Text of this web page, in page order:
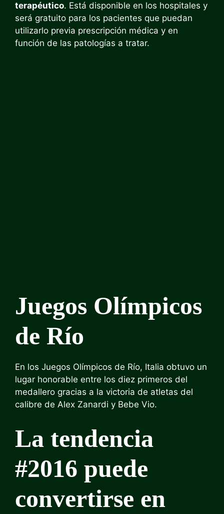
terapéutico. Está disponible en los hospitales y
será gratuito para los pacientes que puedan
utilizarlo previa prescripción médica y en
función de las patologías a tratar.
Juegos Olímpicos
de Río
En los Juegos Olímpicos de Río, Italia obtuvo un
lugar honorable entre los diez primeros del
medallero gracias a la victoria de atletas del
calibre de Alex Zanardi y Bebe Vio.
La tendencia
#2016 puede
convertirse en